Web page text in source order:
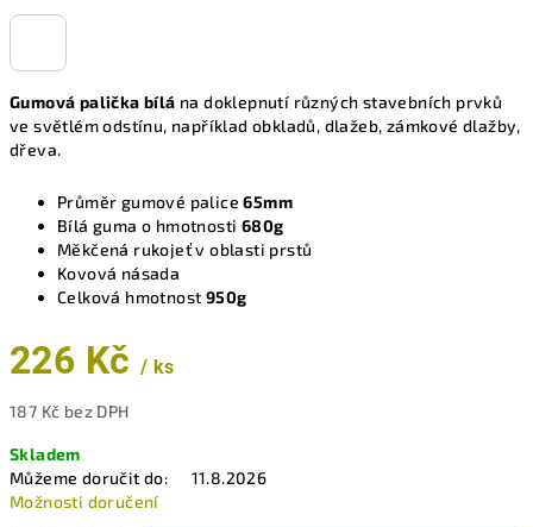
Gumová palička bílá na doklepnutí různých stavebních prvků
ve světlém odstínu, například obkladů, dlažeb, zámkové dlažby,
dřeva.
Průměr gumové palice65mm
Bílá guma o hmotnosti 680g
Měkčená rukojeť v oblasti prstů
Kovová násada
Celková hmotnost 950g
226 Kč / ks
187 Kč bez DPH
cena:
Skladem
Můžeme doručit do:
11.8.2026
Možnosti doručení